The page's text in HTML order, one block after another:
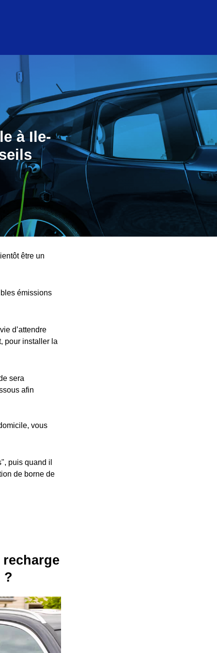
à Ile-
être un
émissions
d’attendre
pour installer la
sera
afin
vous
puis quand il
de borne de
?